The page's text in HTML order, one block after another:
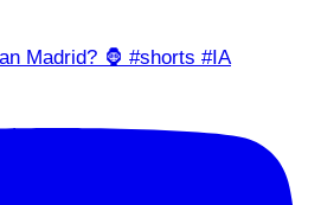
Madrid? 🦍 #shorts #IA